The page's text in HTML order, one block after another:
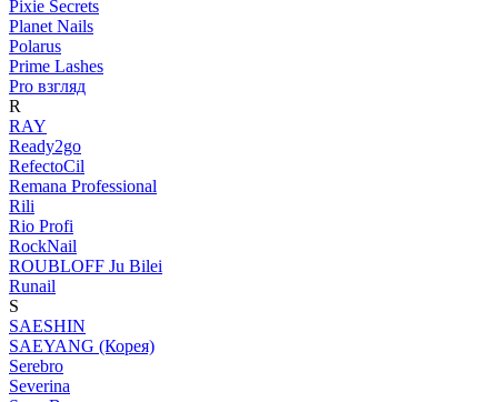
Pixie Secrets
Planet Nails
Polarus
Prime Lashes
Pro взгляд
R
RAY
Ready2go
RefectoCil
Remana Professional
Rili
Rio Profi
RockNail
ROUBLOFF Ju Bilei
Runail
S
SAESHIN
SAEYANG (Корея)
Serebro
Severina